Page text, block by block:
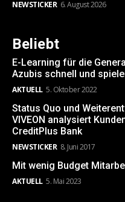
NEWSTICKER 6. August 2026
Beliebt
E-Learning für die
Azubis schnell und
AKTUELL 5. Oktober 2022
Status Quo und
VIVEON analysiert
CreditPlus Bank
NEWSTICKER 8. Juni 2017
Mit wenig Budget
AKTUELL 5. Mai 2023